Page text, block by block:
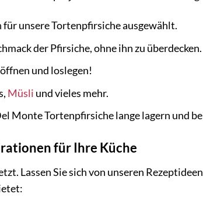
unsere Tortenpfirsiche ausgewählt.
der Pfirsiche, ohne ihn zu überdecken.
und loslegen!
Müsli und vieles mehr.
Monte Tortenpfirsiche lange lagern und
für Ihre Küche
Lassen Sie sich von unseren